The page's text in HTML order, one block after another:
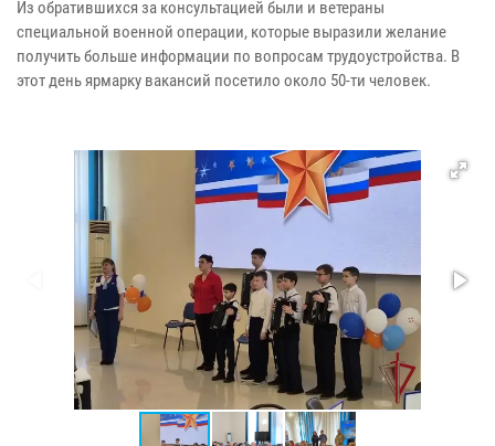
Из обратившихся за консультацией были и ветераны
специальной военной операции, которые выразили желание
получить больше информации по вопросам трудоустройства. В
этот день ярмарку вакансий посетило около 50-ти человек.